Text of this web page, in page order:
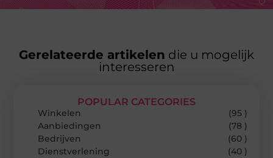
Gerelateerde artikelen die u mogelijk
interesseren
POPULAR CATEGORIES
Winkelen
(95 )
Aanbiedingen
(78 )
Bedrijven
(60 )
Dienstverlening
(40 )